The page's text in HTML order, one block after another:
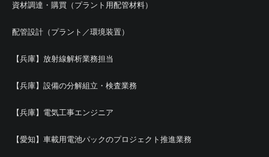
資材調達・購買（プラント用配管材料）
配管設計（プラント／環境装置）
【兵庫】放射線解析業務担当
【兵庫】設備の分解組立・検査業務
【兵庫】電気工事エンジニア
【愛知】車載用電池パックのプロジェクト推進業務